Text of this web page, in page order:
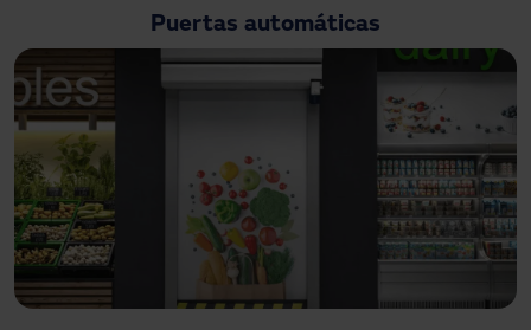
Puertas automáticas